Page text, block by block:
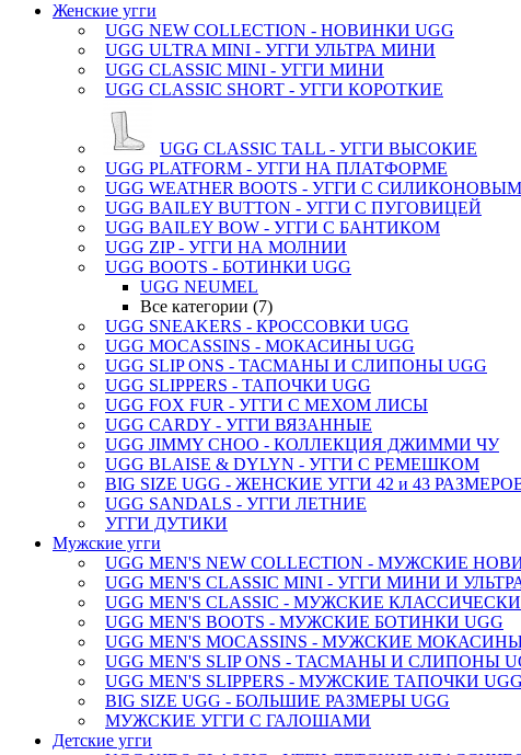
Женские угги
UGG NEW COLLECTION - НОВИНКИ UGG
UGG ULTRA MINI - УГГИ УЛЬТРА МИНИ
UGG CLASSIC MINI - УГГИ МИНИ
UGG CLASSIC SHORT - УГГИ КОРОТКИЕ
UGG CLASSIC TALL - УГГИ ВЫСОКИЕ
UGG PLATFORM - УГГИ НА ПЛАТФОРМЕ
UGG WEATHER BOOTS - УГГИ С
UGG BAILEY BUTTON - УГГИ С ПУГОВИЦЕЙ
UGG BAILEY BOW - УГГИ С БАНТИКОМ
UGG ZIP - УГГИ НА МОЛНИИ
UGG BOOTS - БОТИНКИ UGG
UGG NEUMEL
Все категории (7)
UGG SNEAKERS - КРОССОВКИ UGG
UGG MOCASSINS - МОКАСИНЫ UGG
UGG SLIP ONS - ТАСМАНЫ И СЛИПОНЫ UGG
UGG SLIPPERS - ТАПОЧКИ UGG
UGG FOX FUR - УГГИ С МЕХОМ ЛИСЫ
UGG CARDY - УГГИ ВЯЗАННЫЕ
UGG JIMMY CHOO - КОЛЛЕКЦИЯ ДЖИММИ ЧУ
UGG BLAISE & DYLYN - УГГИ С РЕМЕШКОМ
BIG SIZE UGG - ЖЕНСКИЕ УГГИ 42 и 43
UGG SANDALS - УГГИ ЛЕТНИЕ
УГГИ ДУТИКИ
Мужские угги
UGG MEN'S NEW COLLECTION - МУЖСКИЕ
UGG MEN'S CLASSIC MINI - УГГИ МИНИ И
UGG MEN'S CLASSIC - МУЖСКИЕ
UGG MEN'S BOOTS - МУЖСКИЕ БОТИНКИ UGG
UGG MEN'S MOCASSINS - МУЖСКИЕ МОКАСИНЫ
UGG MEN'S SLIP ONS - ТАСМАНЫ И СЛИПОНЫ
UGG MEN'S SLIPPERS - МУЖСКИЕ ТАПОЧКИ UGG
BIG SIZE UGG - БОЛЬШИЕ РАЗМЕРЫ UGG
МУЖСКИЕ УГГИ С ГАЛОШАМИ
Детские угги